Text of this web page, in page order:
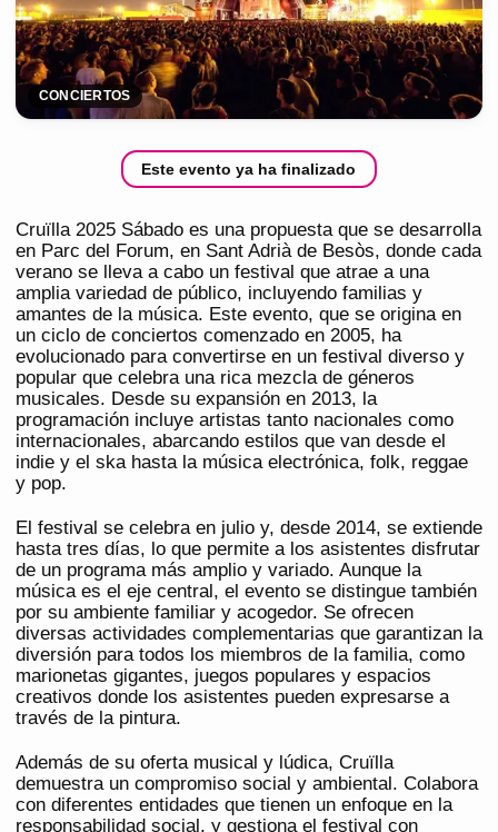
CONCIERTOS
Este evento ya ha finalizado
Cruïlla 2025 Sábado es una propuesta que se desarrolla
en Parc del Forum, en Sant Adrià de Besòs, donde cada
verano se lleva a cabo un festival que atrae a una
amplia variedad de público, incluyendo familias y
amantes de la música. Este evento, que se origina en
un ciclo de conciertos comenzado en 2005, ha
evolucionado para convertirse en un festival diverso y
popular que celebra una rica mezcla de géneros
musicales. Desde su expansión en 2013, la
programación incluye artistas tanto nacionales como
internacionales, abarcando estilos que van desde el
indie y el ska hasta la música electrónica, folk, reggae
y pop.
El festival se celebra en julio y, desde 2014, se extiende
hasta tres días, lo que permite a los asistentes disfrutar
de un programa más amplio y variado. Aunque la
música es el eje central, el evento se distingue también
por su ambiente familiar y acogedor. Se ofrecen
diversas actividades complementarias que garantizan la
diversión para todos los miembros de la familia, como
marionetas gigantes, juegos populares y espacios
creativos donde los asistentes pueden expresarse a
través de la pintura.
Además de su oferta musical y lúdica, Cruïlla
demuestra un compromiso social y ambiental. Colabora
con diferentes entidades que tienen un enfoque en la
responsabilidad social, y gestiona el festival con